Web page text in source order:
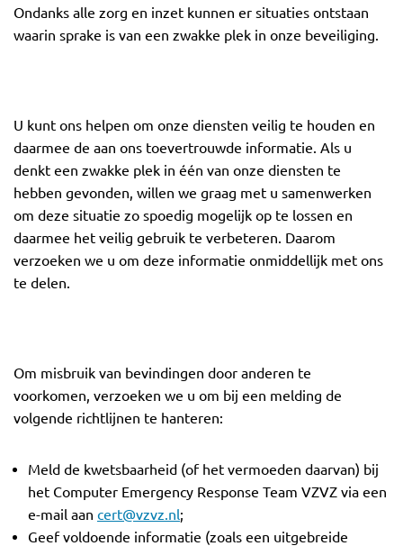
Ondanks alle zorg en inzet kunnen er situaties ontstaan
waarin sprake is van een zwakke plek in onze beveiliging.
U kunt ons helpen om onze diensten veilig te houden en
daarmee de aan ons toevertrouwde informatie. Als u
denkt een zwakke plek in één van onze diensten te
hebben gevonden, willen we graag met u samenwerken
om deze situatie zo spoedig mogelijk op te lossen en
daarmee het veilig gebruik te verbeteren. Daarom
verzoeken we u om deze informatie onmiddellijk met ons
te delen.
Om misbruik van bevindingen door anderen te
voorkomen, verzoeken we u om bij een melding de
volgende richtlijnen te hanteren:
Meld de kwetsbaarheid (of het vermoeden daarvan) bij
het Computer Emergency Response Team VZVZ via een
e-mail aan cert@vzvz.nl;
Geef voldoende informatie (zoals een uitgebreide